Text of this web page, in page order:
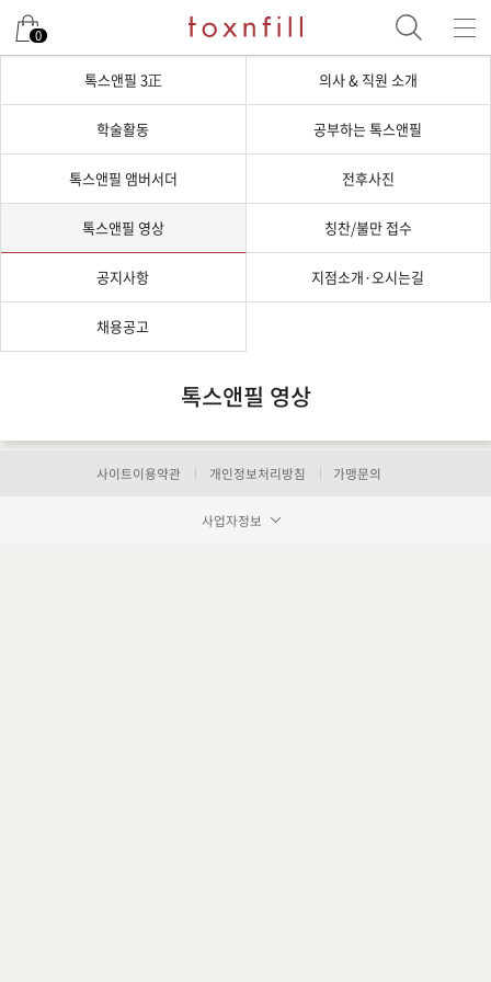
0
톡스앤필 3正 의사 & 직원 소개
학술활동 공부하는 톡스앤필
톡스앤필 앰버서더 전후사진
톡스앤필 영상 칭찬/불만 접수
공지사항 지점소개·오시는길
채용공고
톡스앤필 영상
사이트이용약관 개인정보처리방침 가맹문의
사업자정보